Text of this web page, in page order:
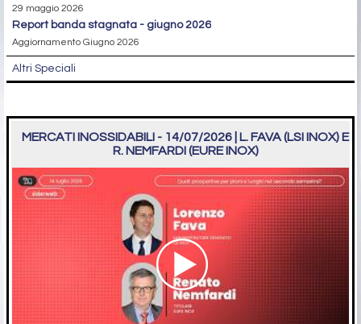
29 maggio 2026
report banda stagnata - giugno 2026
Aggiornamento Giugno 2026
Altri Speciali
MERCATI INOSSIDABILI - 14/07/2026 | L. FAVA (LSI INOX) E
R. NEMFARDI (EURE INOX)